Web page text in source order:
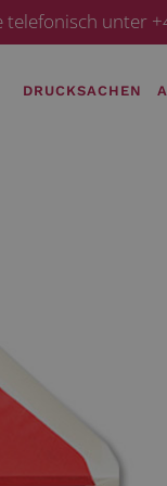
telefonisch unter
DRUCKSACHEN